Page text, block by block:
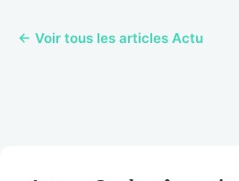
← Voir tous les articles Actu